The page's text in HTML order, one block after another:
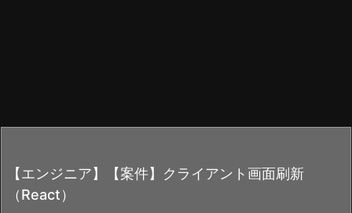
【エンジニア】【案件】クライアント画面刷新
（React）